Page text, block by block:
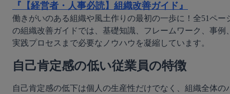
『【経営者・人事必読】組織改善ガイド』
働きがいのある組織や風土作りの最初の一歩に！全51ペー
の組織改善ガイドでは、基礎知識、フレームワーク、事例
実践プロセスまで必要なノウハウを凝縮しています。
自己肯定感の低い従業員の特徴
自己肯定感の低下は個人の生産性だけでなく、組織全体の